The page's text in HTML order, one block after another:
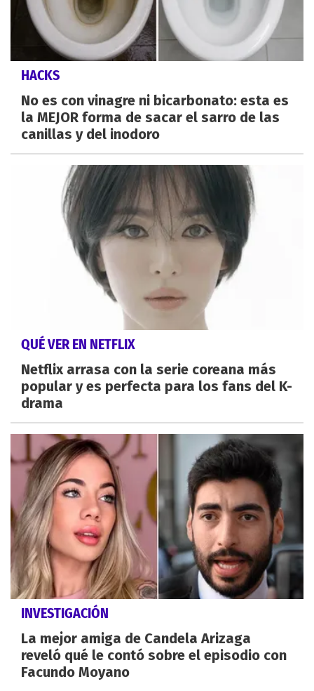
HACKS
No es con vinagre ni bicarbonato: esta es
la MEJOR forma de sacar el sarro de las
canillas y del inodoro
QUÉ VER EN NETFLIX
Netflix arrasa con la serie coreana más
popular y es perfecta para los fans del K-
drama
INVESTIGACIÓN
La mejor amiga de Candela Arizaga
reveló qué le contó sobre el episodio con
Facundo Moyano